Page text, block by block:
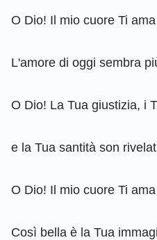
O Dio! Il mio cuore Ti
L'amore di oggi sembra
O Dio! La Tua giustizia, i
e la Tua santità son
O Dio! Il mio cuore Ti
Così bella è la Tua